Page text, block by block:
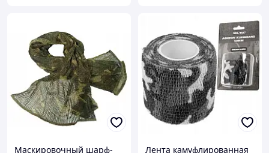
Маскировочный шарф-
Лента камуфлированная